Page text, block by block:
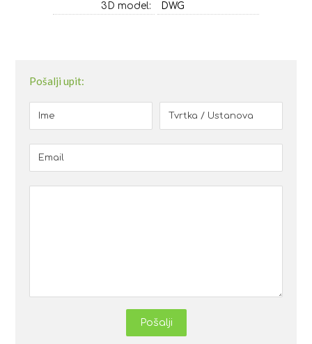
3D model: DWG
Pošalji upit:
Pošalji